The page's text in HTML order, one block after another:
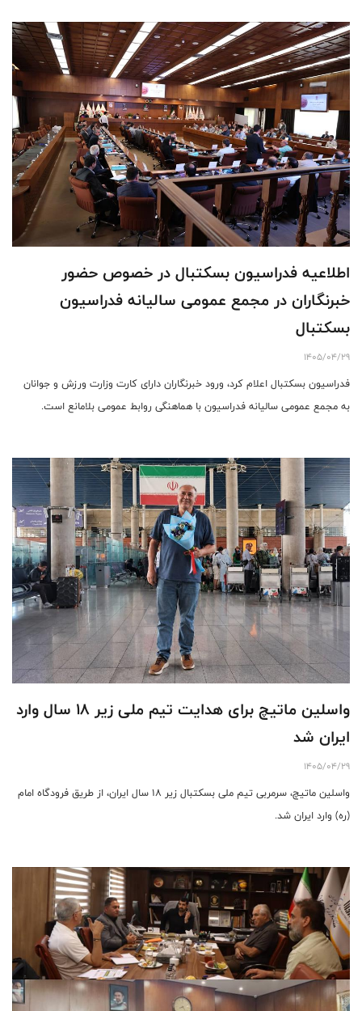
اطلاعیه فدراسیون بسکتبال در خصوص حضور
خبرنگاران در مجمع عمومی سالیانه فدراسیون
بسکتبال
1405/04/29
فدراسیون بسکتبال اعلام کرد، ورود خبرنگاران دارای کارت وزارت ورزش و جوانان
به مجمع عمومی سالیانه فدراسیون با هماهنگی روابط عمومی بلامانع است.
واسلین ماتیچ برای هدایت تیم ملی زیر ۱۸ سال وارد
ایران شد
1405/04/29
واسلین ماتیچ، سرمربی تیم ملی بسکتبال زیر ۱۸ سال ایران، از طریق فرودگاه امام
(ره) وارد ایران شد.